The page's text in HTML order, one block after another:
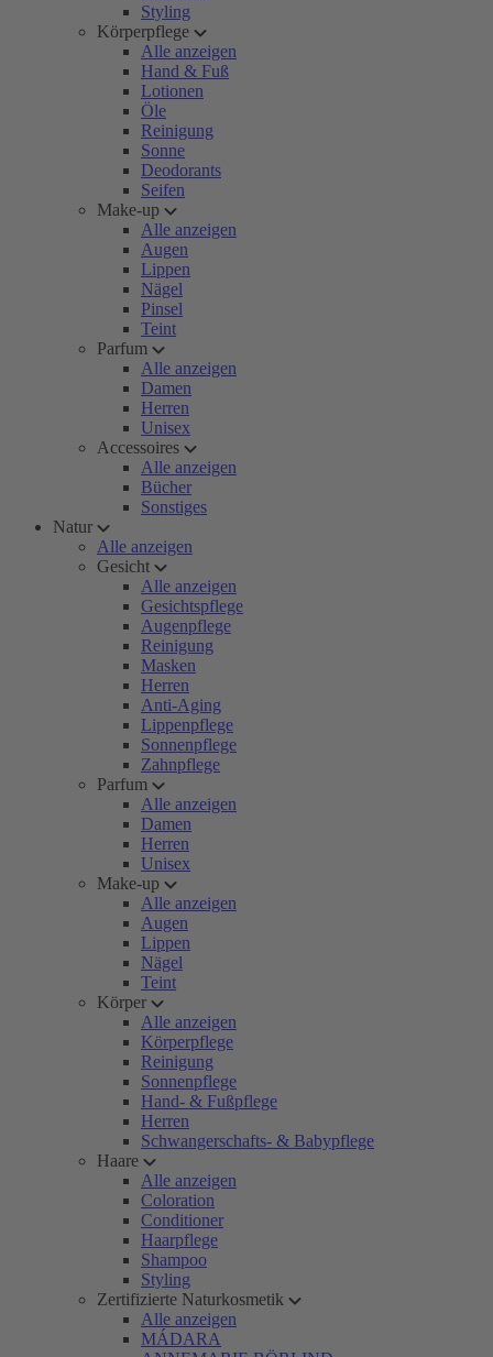
Styling
Körperpflege
Alle anzeigen
Hand & Fuß
Lotionen
Öle
Reinigung
Sonne
Deodorants
Seifen
Make-up
Alle anzeigen
Augen
Lippen
Nägel
Pinsel
Teint
Parfum
Alle anzeigen
Damen
Herren
Unisex
Accessoires
Alle anzeigen
Bücher
Sonstiges
Natur
Alle anzeigen
Gesicht
Alle anzeigen
Gesichtspflege
Augenpflege
Reinigung
Masken
Herren
Anti-Aging
Lippenpflege
Sonnenpflege
Zahnpflege
Parfum
Alle anzeigen
Damen
Herren
Unisex
Make-up
Alle anzeigen
Augen
Lippen
Nägel
Teint
Körper
Alle anzeigen
Körperpflege
Reinigung
Sonnenpflege
Hand- & Fußpflege
Herren
Schwangerschafts- & Babypflege
Haare
Alle anzeigen
Coloration
Conditioner
Haarpflege
Shampoo
Styling
Zertifizierte Naturkosmetik
Alle anzeigen
MÁDARA